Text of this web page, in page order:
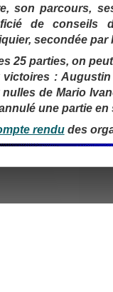
son parcours,
de conseils
secondée par
25 parties, on
victoires :
nulles de Mario
une partie
rendudes